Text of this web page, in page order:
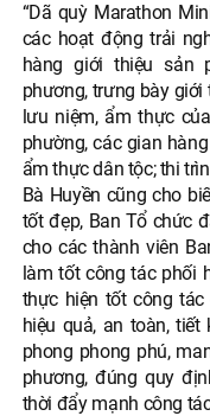
“Dã quỳ Marathon
các hoạt động trải
hàng giới thiệu sản
phương, trưng bày
lưu niệm, ẩm thực
phường, các gian
ẩm thực dân tộc; thi
Bà Huyền cũng cho
tốt đẹp, Ban Tổ chức
cho các thành viên
làm tốt công tác phối
thực hiện tốt công
hiệu quả, an toàn,
phong phong phú,
phương, đúng quy
thời đẩy mạnh công